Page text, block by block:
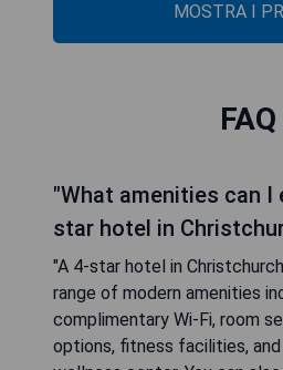
MOSTRA I
FAQ
"What amenities can I
star hotel in
"A 4-star hotel in
range of modern amenities
complimentary Wi-Fi, room
options, fitness facilities,